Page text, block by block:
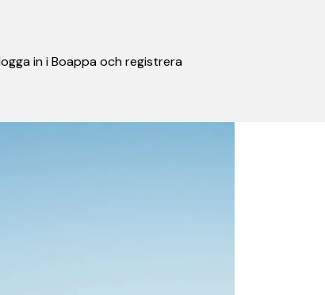
in i Boappa och registrera